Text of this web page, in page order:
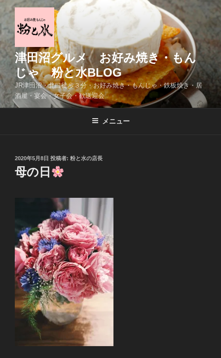
コ
テ
ン
ツ
ス
キ
ッ
津田沼グルメ お好み焼き・もん
じゃ 粉と水BLOG
JR津田沼・北口徒歩３分・お好み焼き・もんじゃ・鉄板焼き・居
酒屋・宴会・女子会・歓送迎会
メニュー
投
稿
日:
2020年5月8日 投稿者: 粉と水の店長
母の日